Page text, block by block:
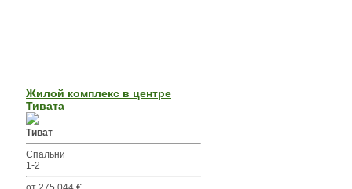
Жилой комплекс в центре
Тивата
Тиват
Спальни
1-2